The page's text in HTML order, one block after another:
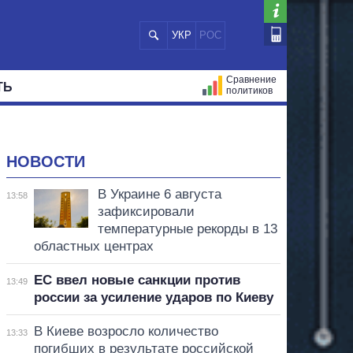
УКР РОС
Сравнение
политиков
НОВОСТИ
13:58
В Украине 6 августа
зафиксировали
температурные рекорды в 13
областных центрах
13:49
ЕС ввел новые санкции против
россии за усиление ударов по Киеву
13:33
В Киеве возросло количество
погибших в результате российской